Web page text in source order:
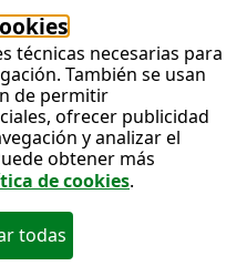
técnicas necesarias para
También se usan
de permitir
ofrecer publicidad
y analizar el
obtener más
de cookies.